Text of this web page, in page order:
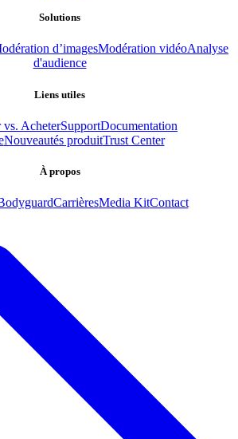
Solutions
d’imagesModération vidéoAnalyse
d'audience
Liens utiles
vs. AcheterSupportDocumentation
Nouveautés produitTrust Center
À propos
CarrièresMedia KitContact